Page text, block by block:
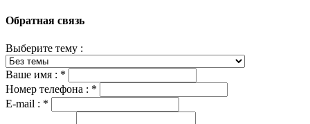
Обратная связь
Выберите тему :
Ваше имя : *
Номер телефона : *
E-mail : *